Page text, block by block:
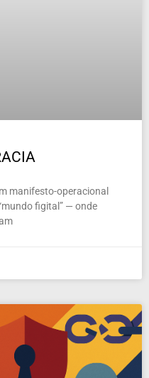
manifesto-operacional
figital” — onde